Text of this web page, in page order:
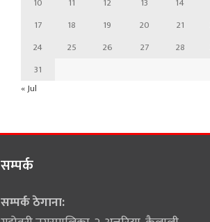
17
18 19 20 21
24
25 26 27 28
31
« Jul
सम्पर्क
सम्पर्क ठेगाना: